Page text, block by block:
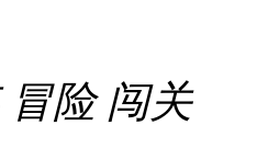
冒险 闯关